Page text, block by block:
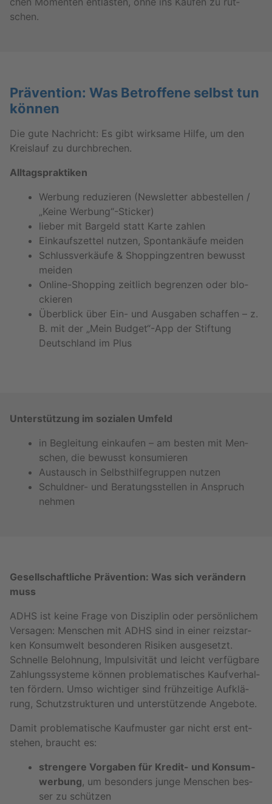
schen.
Prä­ven­ti­on: Was Be­trof­fe­ne selbst tun
kön­nen
Die gute Nach­richt: Es gibt wirk­sa­me Hilfe, um den
Kreis­lauf zu durch­bre­chen.
All­tags­prak­ti­ken
Wer­bung re­du­zie­ren (News­let­ter ab­be­stel­len /
„Keine Wer­bung“-Sti­cker)
lie­ber mit Bar­geld statt Karte zah­len
Ein­kaufs­zet­tel nut­zen, Spon­tan­käu­fe mei­den
Schluss­ver­käu­fe & Shop­ping­zen­tren be­wusst
mei­den
On­line-Shop­ping zeit­lich be­gren­zen oder blo­
ckie­ren
Über­blick über Ein- und Aus­ga­ben schaf­fen – z.
B. mit der „Mein Bud­get“-App der Stif­tung
Deutsch­land im Plus
Un­ter­stüt­zung im so­zia­len Um­feld
in Be­glei­tung ein­kau­fen – am bes­ten mit Men­
schen, die be­wusst kon­su­mie­ren
Aus­tausch in Selbst­hil­fe­grup­pen nut­zen
Schuld­ner- und Be­ra­tungs­stel­len in An­spruch
neh­men
Ge­sell­schaft­li­che Prä­ven­ti­on: Was sich ver­än­dern
muss
ADHS ist keine Frage von Dis­zi­plin oder per­sön­li­chem
Ver­sa­gen: Men­schen mit ADHS sind in einer reiz­star­
ken Kon­sum­welt be­son­de­ren Ri­si­ken aus­ge­setzt.
Schnel­le Be­loh­nung, Im­pul­si­vi­tät und leicht ver­füg­ba­re
Zah­lungs­sys­te­me kön­nen pro­ble­ma­ti­sches Kauf­ver­hal­
ten för­dern. Umso wich­ti­ger sind früh­zei­ti­ge Auf­klä­
rung, Schutz­struk­tu­ren und un­ter­stüt­zen­de An­ge­bo­te.
Damit pro­ble­ma­ti­sche Kauf­mus­ter gar nicht erst ent­
ste­hen, braucht es:
stren­ge­re Vor­ga­ben für Kre­dit- und Kon­sum­
wer­bung, um be­son­ders junge Men­schen bes­
ser zu schüt­zen